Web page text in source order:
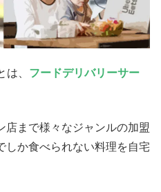
、 フードデリバリーサー
店まで様々なジャンルの加盟
しか食べられない料理を自宅